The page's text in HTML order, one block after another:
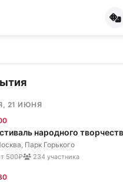
21 ИЮНЯ
народного
Парк Горького
500₽ 234 участника